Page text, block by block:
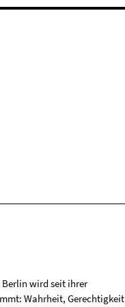
Berlin wird seit ihrer
Wahrheit, Gerechtigkeit